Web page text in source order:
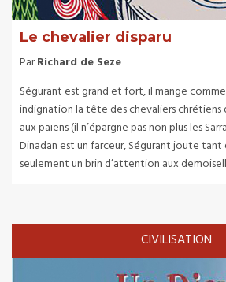
Le chevalier disparu
ParRichard de Seze
Ségurant est grand et fort, il mange
indignation la tête des chevaliers chrétiens
aux païens (il n’épargne pas non plus les
Dinadan est un farceur, Ségurant joute tant
seulement un brin d’attention aux
CIVILISATION